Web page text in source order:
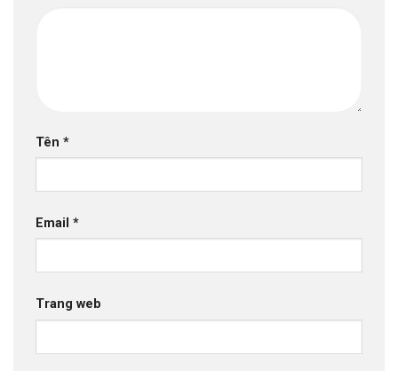
Tên *
Email *
Trang web